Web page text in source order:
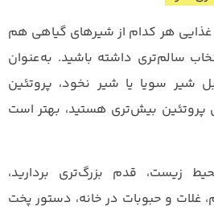
هر کدام از شیرهای گیاهی هم
سالم‌تری داشته باشید. به‌عنوان
شیر سویا یا شیر نخود، پروتئین
پروتئین بیش‌تری هستید، بهتر است
زیست، قدم بزرگ‌تری بردارید،
غلات و حبوبات در خانه، دستور پخت